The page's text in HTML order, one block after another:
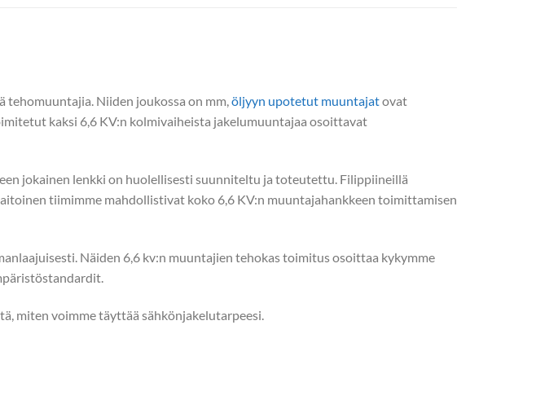
Niiden joukossa on mm,öljyyn upotetut muuntajatovat
kaksi 6,6 KV:n kolmivaiheista jakelumuuntajaa osoittavat
jokainen lenkki on huolellisesti suunniteltu ja toteutettu. Filippiineillä
tiimimme mahdollistivat koko 6,6 KV:n muuntajahankkeen toimittamisen
Näiden 6,6 kv:n muuntajien tehokas toimitus osoittaa kykymme
miten voimme täyttää sähkönjakelutarpeesi.